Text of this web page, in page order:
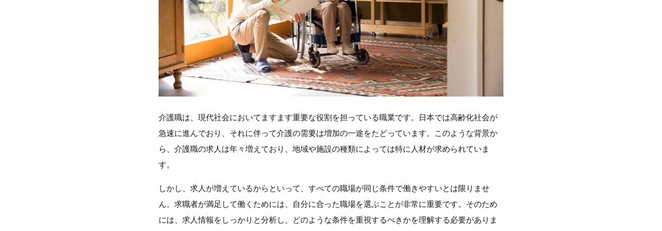
介護職は、現代社会においてますます重要な役割を担っている職業です。日本では高齢化社会が
急速に進んでおり、それに伴って介護の需要は増加の一途をたどっています。このような背景か
ら、介護職の求人は年々増えており、地域や施設の種類によっては特に人材が求められていま
す。
しかし、求人が増えているからといって、すべての職場が同じ条件で働きやすいとは限りませ
ん。求職者が満足して働くためには、自分に合った職場を選ぶことが非常に重要です。そのため
には、求人情報をしっかりと分析し、どのような条件を重視するべきかを理解する必要がありま